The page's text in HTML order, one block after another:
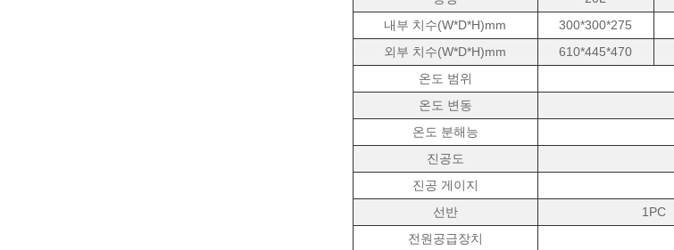
내부 치수(W*D*H)mm
300*300*275
외부 치수(W*D*H)mm
610*445*470
온도 범위
온도 변동
온도 분해능
진공도
진공 게이지
선반
1PC
전원공급장치